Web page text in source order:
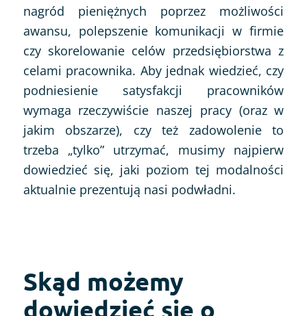
nagród pieniężnych poprzez możliwości
awansu, polepszenie komunikacji w firmie
czy skorelowanie celów przedsiębiorstwa z
celami pracownika. Aby jednak wiedzieć, czy
podniesienie satysfakcji pracowników
wymaga rzeczywiście naszej pracy (oraz w
jakim obszarze), czy też zadowolenie to
trzeba „tylko” utrzymać, musimy najpierw
dowiedzieć się, jaki poziom tej modalności
aktualnie prezentują nasi podwładni.
Skąd możemy
dowiedzieć się o